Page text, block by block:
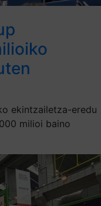
ekintzailetza-eredu
milioi baino